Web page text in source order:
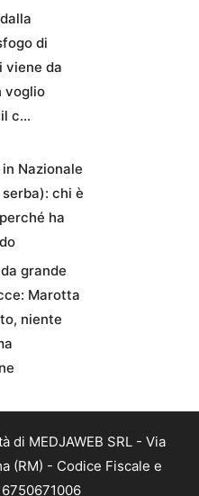
di
viene da
voglio
c…
Nazionale
chi è
ha
grande
Marotta
niente
di MEDJAWEB SRL - Via
(RM) - Codice Fiscale e